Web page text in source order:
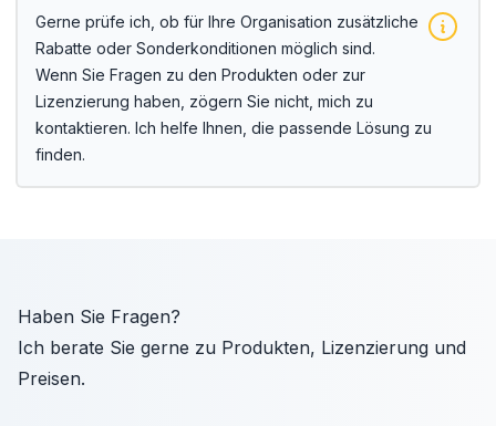
Gerne prüfe ich, ob für Ihre Organisation zusätzliche
Rabatte oder Sonderkonditionen möglich sind.
Wenn Sie Fragen zu den Produkten oder zur
Lizenzierung haben, zögern Sie nicht, mich zu
kontaktieren. Ich helfe Ihnen, die passende Lösung zu
finden.
Haben Sie Fragen?
Ich berate Sie gerne zu Produkten, Lizenzierung und
Preisen.